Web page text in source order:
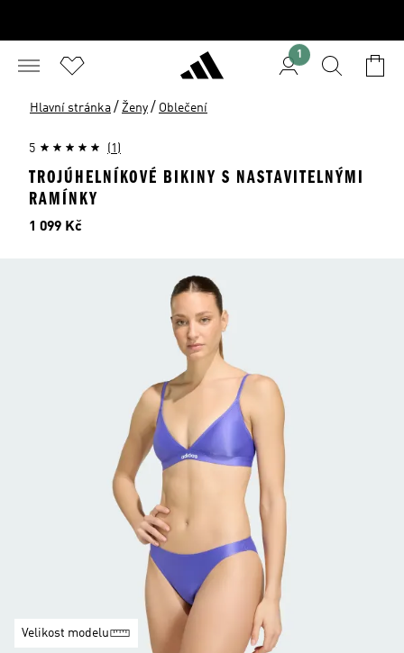
1
Hlavní stránka / Ženy / Oblečení
5 (1)
TROJÚHELNÍKOVÉ BIKINY S NASTAVITELNÝMI
RAMÍNKY
Cena
1 099 Kč
Velikost modelu